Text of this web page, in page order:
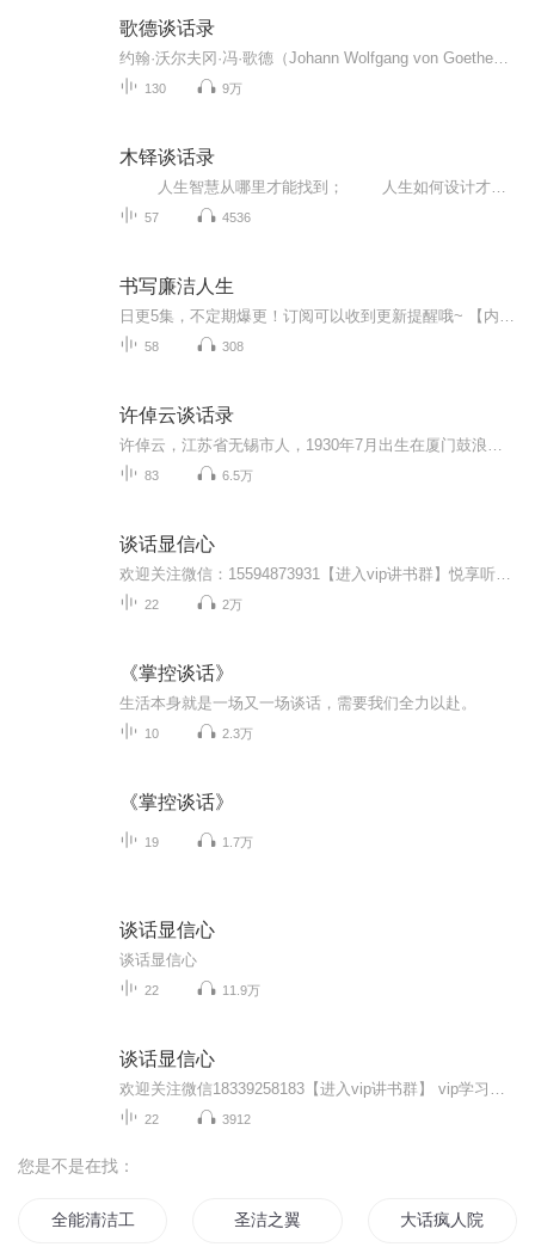
歌德谈话录
130 9万
木铎谈话录
57 4536
书写廉洁人生
58 308
许倬云谈话录
83 6.5万
谈话显信心
22 2万
《掌控谈话》
生活本身就是一场又一场谈话，需要我们全力以赴。
10 2.3万
《掌控谈话》
19 1.7万
谈话显信心
谈话显信心
22 11.9万
谈话显信心
22 3912
您是不是在找：
全能清洁工 圣洁之翼 大话疯人院